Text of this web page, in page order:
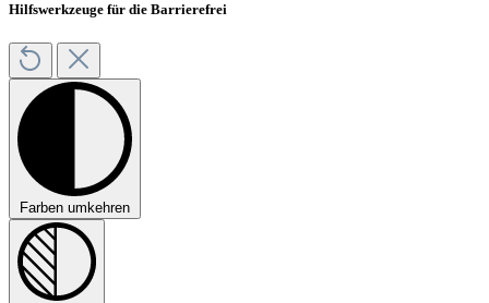
Hilfswerkzeuge für die Barrierefrei
Farben umkehren